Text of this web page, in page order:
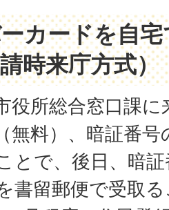
カードを自
時来庁方式）
役所総合窓口課
無料）、暗証番
とで、後日、暗
書留郵便で受取